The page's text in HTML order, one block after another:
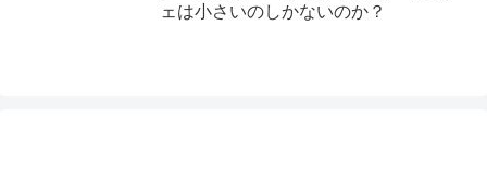
ェは小さいのしかないのか？